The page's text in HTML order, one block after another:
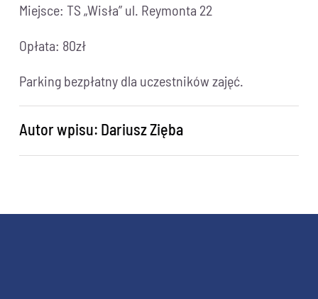
Miejsce: TS „Wisła” ul. Reymonta 22
Opłata: 80zł
Parking bezpłatny dla uczestników zajęć.
Autor wpisu: Dariusz Zięba